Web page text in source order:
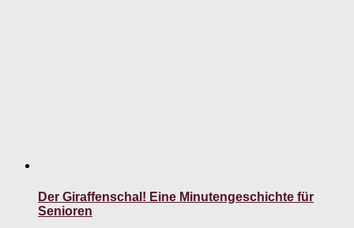
Der Giraffenschal! Eine Minutengeschichte für
Senioren